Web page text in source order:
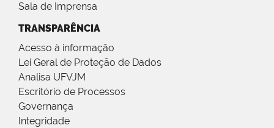
Sala de Imprensa
TRANSPARÊNCIA
Acesso à informação
Lei Geral de Proteção de Dados
Analisa UFVJM
Escritório de Processos
Governança
Integridade